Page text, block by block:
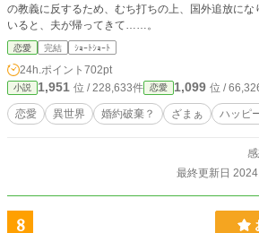
の教義に反するため、むち打ちの上、国外追放にな
いると、夫が帰ってきて……。
恋愛 完結 ｼｮｰﾄｼｮｰﾄ
24h.ポイント 702pt
小説 1,951 位 / 228,633件 恋愛 1,099 位 /
恋愛 異世界 婚約破棄？ ざまぁ ハッピ
最終更新日
8